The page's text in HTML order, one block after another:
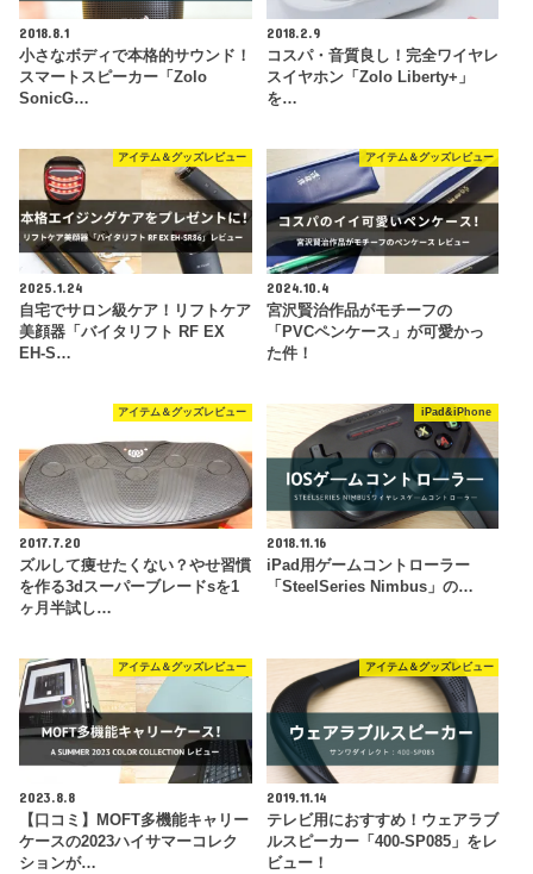
2018.8.1
小さなボディで本格的サウンド！
スマートスピーカー「Zolo
SonicG…
2018.2.9
コスパ・音質良し！完全ワイヤレ
スイヤホン「Zolo Liberty+」
を…
アイテム＆グッズレビュー
2025.1.24
自宅でサロン級ケア！リフトケア
美顔器「バイタリフト RF EX
EH-S…
アイテム＆グッズレビュー
2024.10.4
宮沢賢治作品がモチーフの
「PVCペンケース」が可愛かっ
た件！
アイテム＆グッズレビュー
2017.7.20
ズルして痩せたくない？やせ習慣
を作る3dスーパーブレードsを1
ヶ月半試し…
iPad&iPhone
2018.11.16
iPad用ゲームコントローラー
「SteelSeries Nimbus」の…
アイテム＆グッズレビュー
2023.8.8
【口コミ】MOFT多機能キャリー
ケースの2023ハイサマーコレク
ションが…
アイテム＆グッズレビュー
2019.11.14
テレビ用におすすめ！ウェアラブ
ルスピーカー「400-SP085」をレ
ビュー！